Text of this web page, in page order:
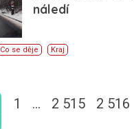
náledí
Co se děje Kraj
1 … 2 515 2 516